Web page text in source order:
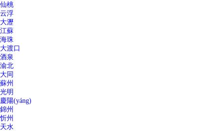
仙桃
云浮
大瀝
江蘇
海珠
大渡口
酒泉
渝北
大同
蘇州
光明
慶陽(yáng)
錦州
忻州
天水